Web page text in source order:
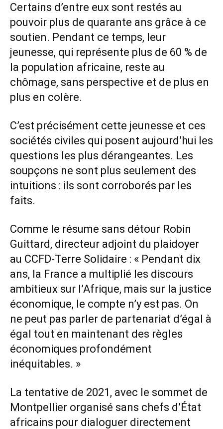
Certains d’entre eux sont restés au
pouvoir plus de quarante ans grâce à ce
soutien. Pendant ce temps, leur
jeunesse, qui représente plus de 60 % de
la population africaine, reste au
chômage, sans perspective et de plus en
plus en colère.
C’est précisément cette jeunesse et ces
sociétés civiles qui posent aujourd’hui les
questions les plus dérangeantes. Les
soupçons ne sont plus seulement des
intuitions : ils sont corroborés par les
faits.
Comme le résume sans détour Robin
Guittard, directeur adjoint du plaidoyer
au CCFD-Terre Solidaire : « Pendant dix
ans, la France a multiplié les discours
ambitieux sur l’Afrique, mais sur la justice
économique, le compte n’y est pas. On
ne peut pas parler de partenariat d’égal à
égal tout en maintenant des règles
économiques profondément
inéquitables. »
La tentative de 2021, avec le sommet de
Montpellier organisé sans chefs d’État
africains pour dialoguer directement